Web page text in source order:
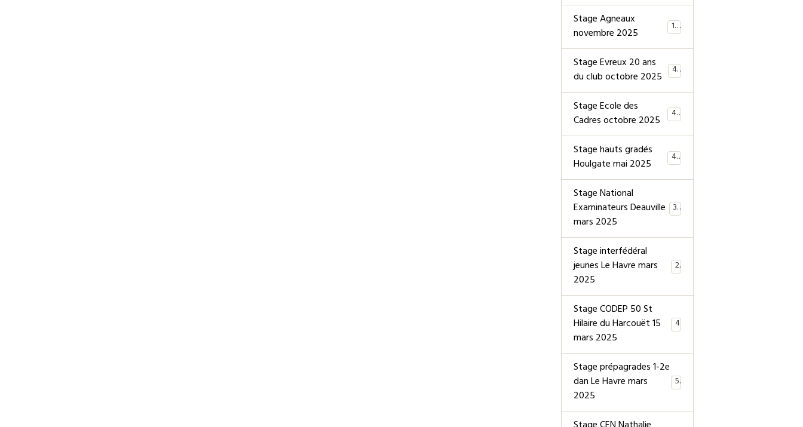
Stage Agneaux
novembre 2025
19
Stage Evreux 20 ans
du club octobre 2025
40
Stage Ecole des
Cadres octobre 2025
40
Stage hauts gradés
Houlgate mai 2025
44
Stage National
Examinateurs Deauville
mars 2025
39
Stage interfédéral
jeunes Le Havre mars
2025
2
Stage CODEP 50 St
Hilaire du Harcouët 15
mars 2025
4
Stage prépagrades 1-2e
dan Le Havre mars
2025
5